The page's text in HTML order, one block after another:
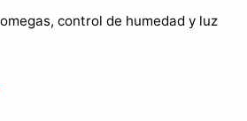
control de humedad y luz